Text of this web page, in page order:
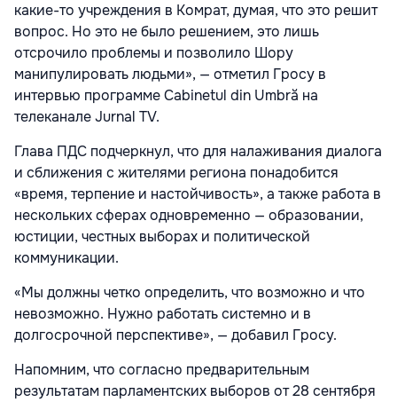
какие-то учреждения в Комрат, думая, что это решит
вопрос. Но это не было решением, это лишь
отсрочило проблемы и позволило Шору
манипулировать людьми», — отметил Гросу в
интервью программе Cabinetul din Umbră на
телеканале Jurnal TV.
Глава ПДС подчеркнул, что для налаживания диалога
и сближения с жителями региона понадобится
«время, терпение и настойчивость», а также работа в
нескольких сферах одновременно — образовании,
юстиции, честных выборах и политической
коммуникации.
«Мы должны четко определить, что возможно и что
невозможно. Нужно работать системно и в
долгосрочной перспективе», — добавил Гросу.
Напомним, что согласно предварительным
результатам парламентских выборов от 28 сентября